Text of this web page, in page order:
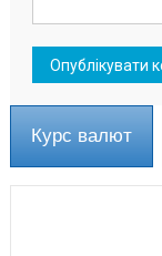
Курс валют